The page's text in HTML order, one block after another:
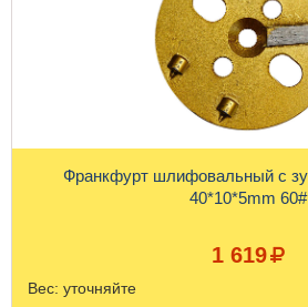
Франкфурт шлифовальный с
40*10*5mm 60#
1 619
Вес: уточняйте